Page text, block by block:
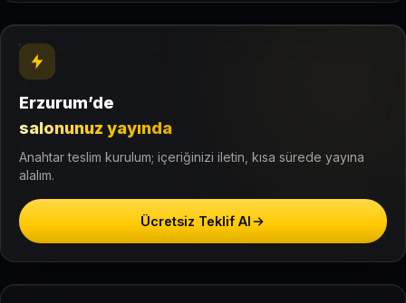
Erzurum’de
salonunuz yayında
Anahtar teslim kurulum; içeriğinizi iletin, kısa sürede yayına
alalım.
Ücretsiz Teklif Al